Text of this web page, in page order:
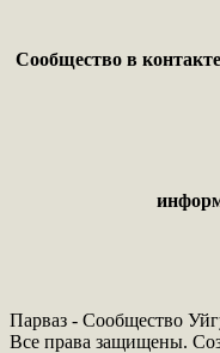
Сообщество в
Парваз - Сообщество
Все права защищены.